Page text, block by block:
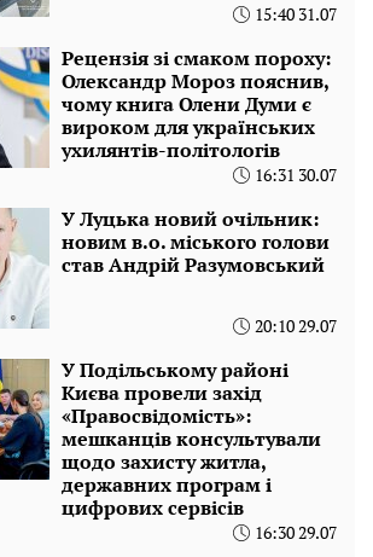
15:40 31.07
Рецензія зі смаком пороху:
Олександр Мороз пояснив,
чому книга Олени Думи є
вироком для українських
ухилянтів-політологів
16:31 30.07
У Луцька новий очільник:
новим в.о. міського голови
став Андрій Разумовський
20:10 29.07
У Подільському районі
Києва провели захід
«Правосвідомість»:
мешканців консультували
щодо захисту житла,
державних програм і
цифрових сервісів
16:30 29.07